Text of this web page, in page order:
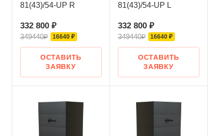
81(43)/54-UP R
332 800 ₽
349440₽ 16640 ₽
ОСТАВИТЬ
ЗАЯВКУ
81(43)/54-UP L
332 800 ₽
349440₽ 16640 ₽
ОСТАВИТЬ
ЗАЯВКУ